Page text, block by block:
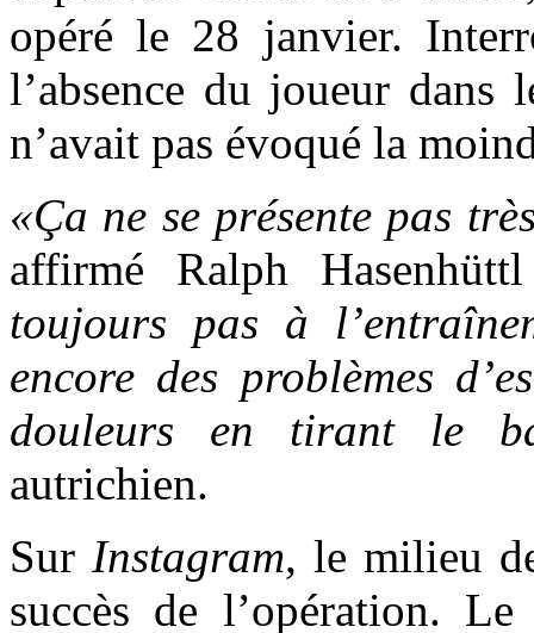
opéré le 28 janvier.
l’absence du joueur dans
n’avait pas évoqué la
«Ça ne se présente pas
affirmé Ralph
toujours pas à
encore des problèmes
douleurs en tirant le
autrichien.
Sur Instagram, le milieu
succès de l’opération.